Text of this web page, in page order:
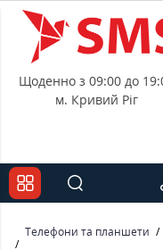
Щоденно з 09:00 до
м. Кривий Ріг
Телефони та планшети